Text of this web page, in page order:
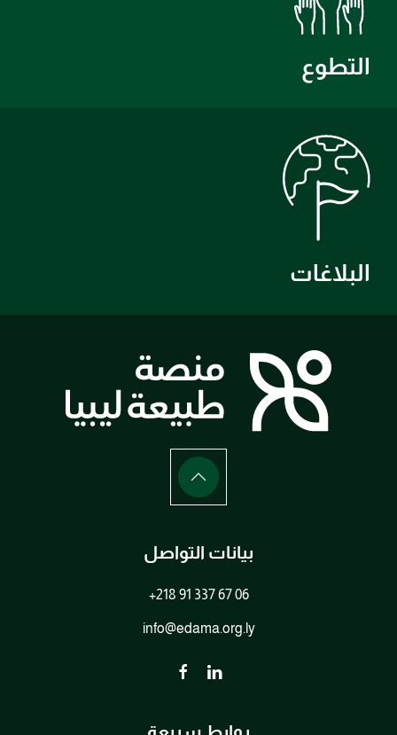
التطوع
البلاغات
بيانات التواصل
+218 91 337 67 06
info@edama.org.ly